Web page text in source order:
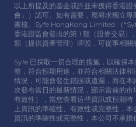
以上所提及的基⾦或許並未獲得香港
會」）認可。如有需要，應尋求獨立
審核。Syfe HongKong Limited （
香港證監會發出的第 1 類（證券交易
類（提供資產管理）牌照，可從事相關
Syfe 已採取⼀切合理的措施，以確保
整，符合預期⽤途，並符合相關法律
情況，可能會發⽣錯誤或遺漏，⽽在
次發布當⽇的最新情況，顯示當前的
有效性），當您查看這些資訊或預測
上資訊的準確性、有效性或完整性，
資訊的準確性或完整性，本公司不承擔